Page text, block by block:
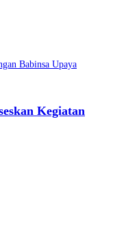
Kegiatan